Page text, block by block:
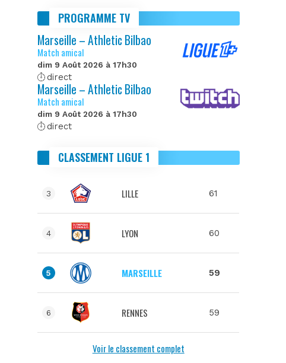
PROGRAMME TV
Marseille – Athletic Bilbao
Match amical
dim 9 Août 2026 à 17h30
direct
Marseille – Athletic Bilbao
Match amical
dim 9 Août 2026 à 17h30
direct
CLASSEMENT LIGUE 1
3 LILLE 61
4 LYON 60
5 MARSEILLE 59
6 RENNES 59
Voir le classement complet